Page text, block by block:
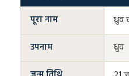
पूरा नाम
उपनाम ध्रुव